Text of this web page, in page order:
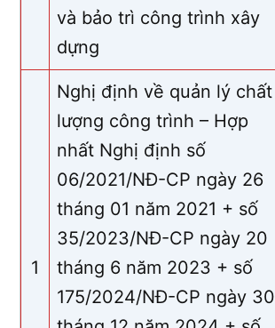
và bảo trì công trình xây
dựng
1
Nghị định về quản lý chất
lượng công trình – Hợp
nhất Nghị định số
06/2021/NĐ-CP ngày 26
tháng 01 năm 2021 + số
35/2023/NĐ-CP ngày 20
tháng 6 năm 2023 + số
175/2024/NĐ-CP ngày 30